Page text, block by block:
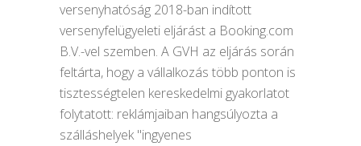
versenyhatóság 2018-ban indított
versenyfelügyeleti eljárást a Booking.com
B.V.-vel szemben. A GVH az eljárás során
feltárta, hogy a vállalkozás több ponton is
tisztességtelen kereskedelmi gyakorlatot
folytatott: reklámjaiban hangsúlyozta a
szálláshelyek "ingyenes